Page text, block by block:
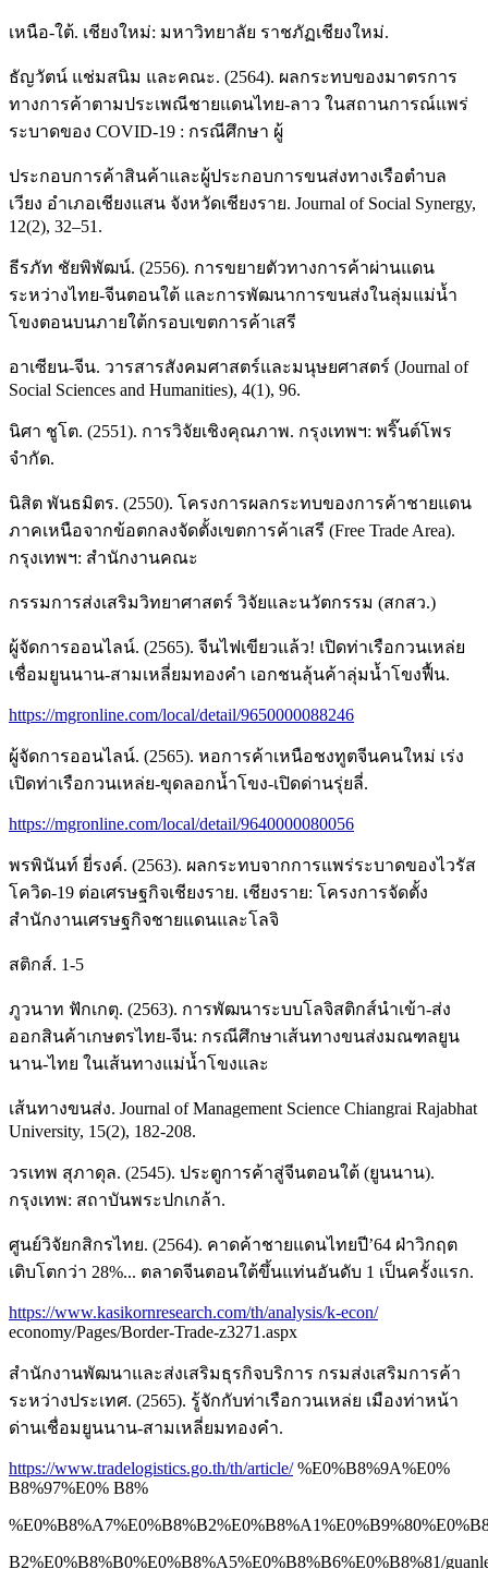
เหนือ-ใต้. เชียงใหม่: มหาวิทยาลัย ราชภัฏเชียงใหม่.
ธัญวัตน์ แช่มสนิม และคณะ. (2564). ผลกระทบของมาตรการ
ทางการค้าตามประเพณีชายแดนไทย-ลาว ในสถานการณ์แพร่
ระบาดของ COVID-19 : กรณีศึกษา ผู้
ประกอบการค้าสินค้าและผู้ประกอบการขนส่งทางเรือตำบล
เวียง อำเภอเชียงแสน จังหวัดเชียงราย. Journal of Social Synergy,
12(2), 32–51.
ธีรภัท ชัยพิพัฒน์. (2556). การขยายตัวทางการค้าผ่านแดน
ระหว่างไทย-จีนตอนใต้ และการพัฒนาการขนส่งในลุ่มแม่น้ำ
โขงตอนบนภายใต้กรอบเขตการค้าเสรี
อาเซียน-จีน. วารสารสังคมศาสตร์และมนุษยศาสตร์ (Journal of
Social Sciences and Humanities), 4(1), 96.
นิศา ชูโต. (2551). การวิจัยเชิงคุณภาพ. กรุงเทพฯ: พริ๊นต์โพร
จำกัด.
นิสิต พันธมิตร. (2550). โครงการผลกระทบของการค้าชายแดน
ภาคเหนือจากข้อตกลงจัดตั้งเขตการค้าเสรี (Free Trade Area).
กรุงเทพฯ: สำนักงานคณะ
กรรมการส่งเสริมวิทยาศาสตร์ วิจัยและนวัตกรรม (สกสว.)
ผู้จัดการออนไลน์. (2565). จีนไฟเขียวแล้ว! เปิดท่าเรือกวนเหล่ย
เชื่อมยูนนาน-สามเหลี่ยมทองคำ เอกชนลุ้นค้าลุ่มน้ำโขงฟื้น.
https://mgronline.com/local/detail/9650000088246
ผู้จัดการออนไลน์. (2565). หอการค้าเหนือชงทูตจีนคนใหม่ เร่ง
เปิดท่าเรือกวนเหล่ย-ขุดลอกน้ำโขง-เปิดด่านรุ่ยลี่.
https://mgronline.com/local/detail/9640000080056
พรพินันท์ ยี่รงค์. (2563). ผลกระทบจากการแพร่ระบาดของไวรัส
โควิด-19 ต่อเศรษฐกิจเชียงราย. เชียงราย: โครงการจัดตั้ง
สำนักงานเศรษฐกิจชายแดนและโลจิ
สติกส์. 1-5
ภูวนาท ฟักเกตุ. (2563). การพัฒนาระบบโลจิสติกส์นำเข้า-ส่ง
ออกสินค้าเกษตรไทย-จีน: กรณีศึกษาเส้นทางขนส่งมณฑลยูน
นาน-ไทย ในเส้นทางแม่น้ำโขงและ
เส้นทางขนส่ง. Journal of Management Science Chiangrai Rajabhat
University, 15(2), 182-208.
วรเทพ สุภาดุล. (2545). ประตูการค้าสู่จีนตอนใต้ (ยูนนาน).
กรุงเทพ: สถาบันพระปกเกล้า.
ศูนย์วิจัยกสิกรไทย. (2564). คาดค้าชายแดนไทยปี’64 ฝ่าวิกฤต
เติบโตกว่า 28%... ตลาดจีนตอนใต้ขึ้นแท่นอันดับ 1 เป็นครั้งแรก.
https://www.kasikornresearch.com/th/analysis/k-econ/
economy/Pages/Border-Trade-z3271.aspx
สำนักงานพัฒนาและส่งเสริมธุรกิจบริการ กรมส่งเสริมการค้า
ระหว่างประเทศ. (2565). รู้จักกับท่าเรือกวนเหล่ย เมืองท่าหน้า
ด่านเชื่อมยูนนาน-สามเหลี่ยมทองคำ.
https://www.tradelogistics.go.th/th/article/%E0%B8%9A%E0%
B8%97%E0% B8%
B2%E0%B8%B0%E0%B8%A5%E0%B8%B6%E0%B8%81/